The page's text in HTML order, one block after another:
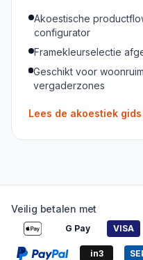
Akoestische
configurator
Framekleurselectie
Geschikt voor
vergaderzones
Lees de akoestiek gids
Veilig betalen met
G Pay VISA
in3